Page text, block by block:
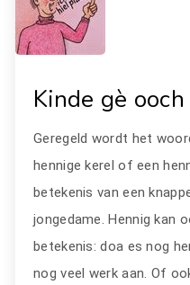
Kinde gè
Geregeld wordt het
hennige kerel of een
betekenis van een
jongedame. Hennig kan
betekenis: doa es nog
nog veel werk aan. Of